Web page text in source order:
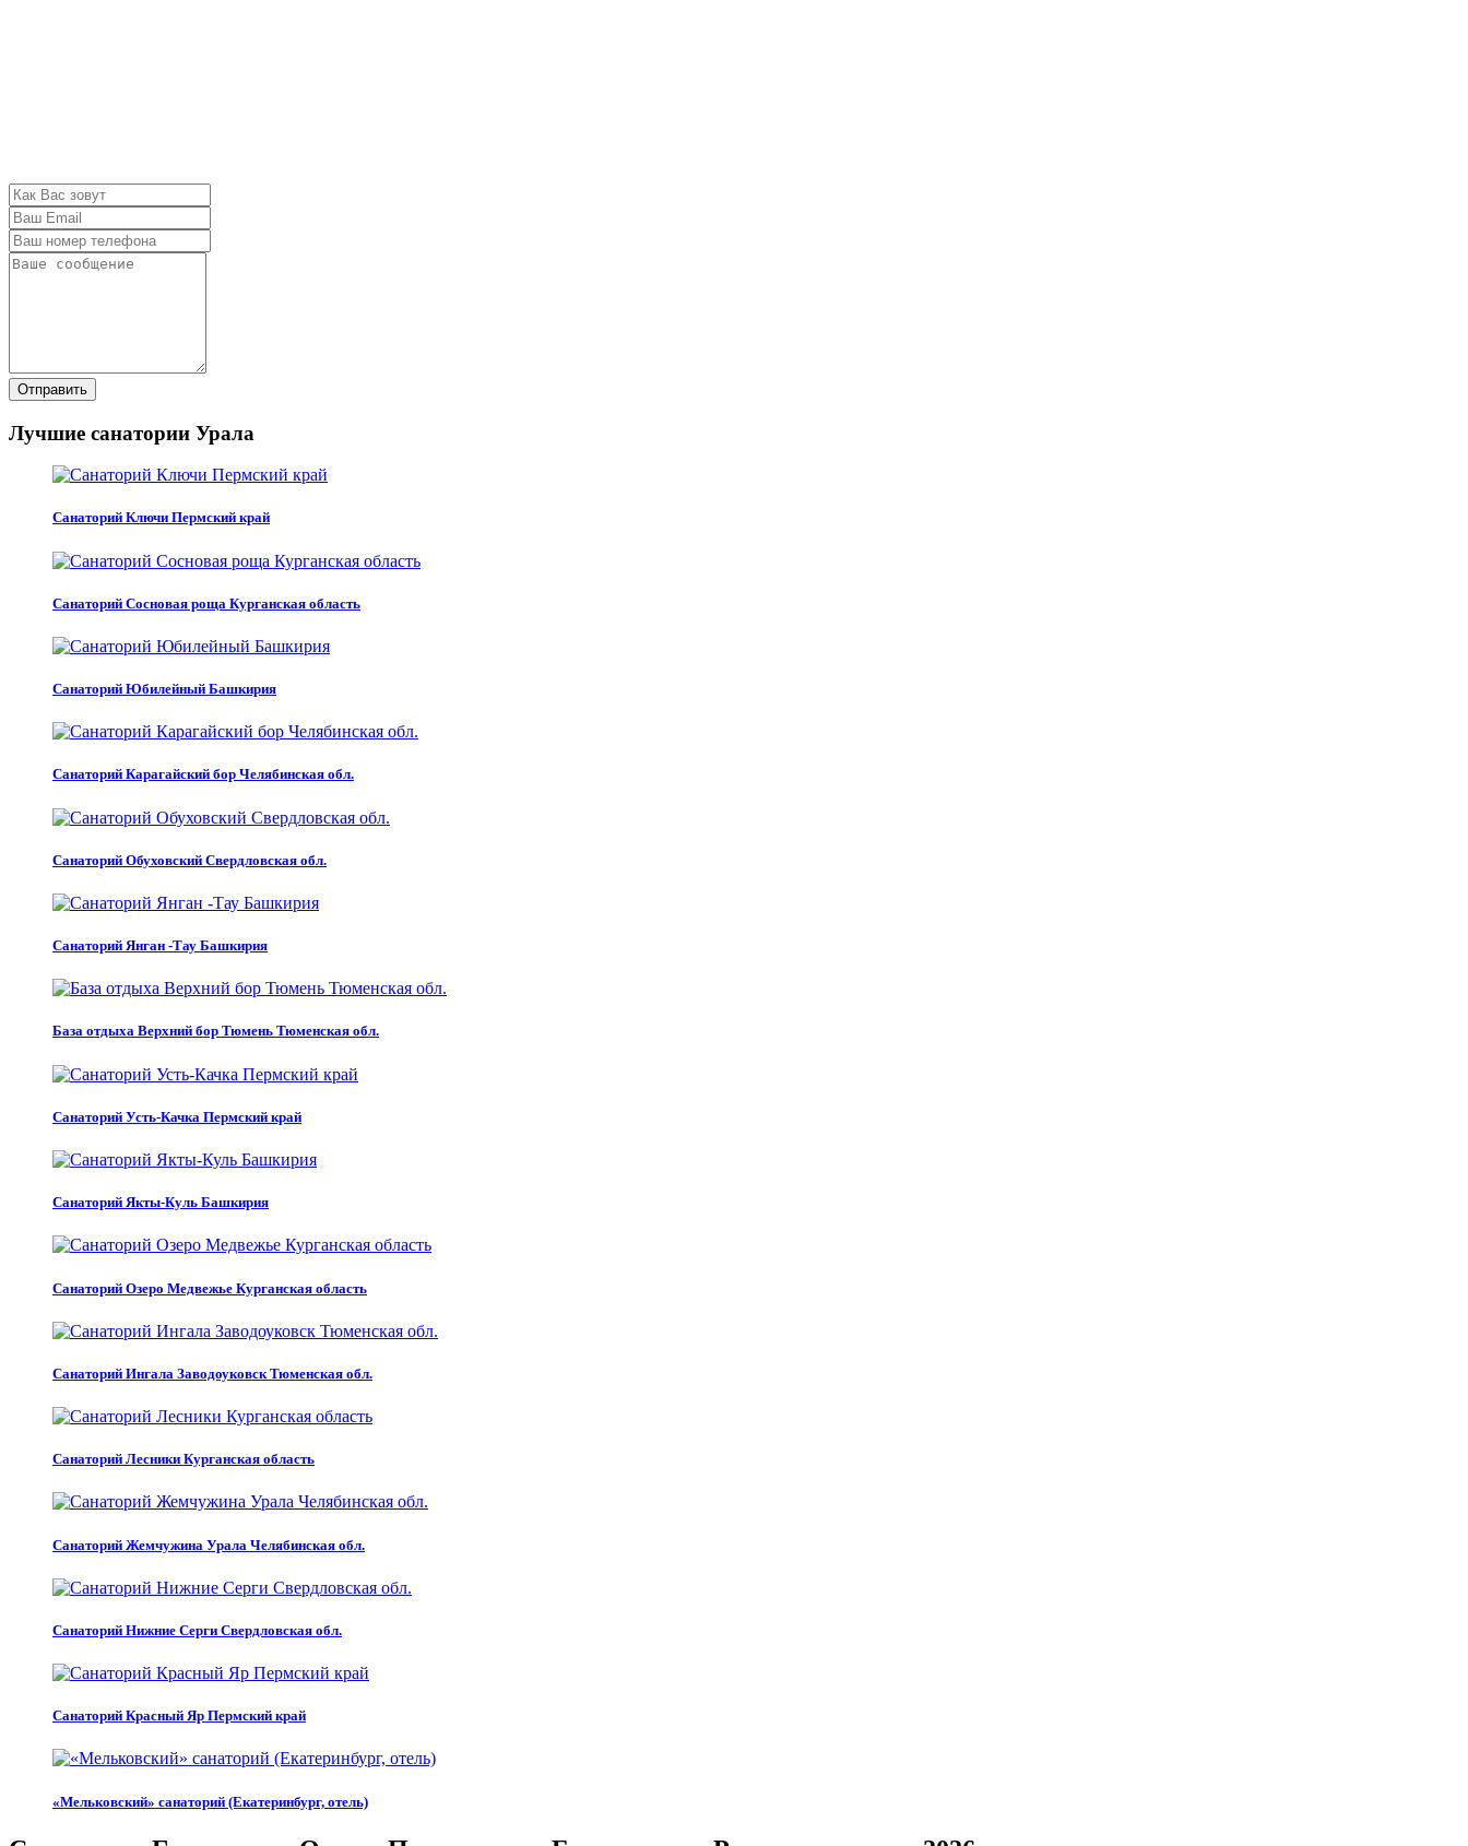
Отправить
Лучшие санатории Урала
Санаторий Ключи Пермский край
Санаторий Сосновая роща Курганская область
Санаторий Юбилейный Башкирия
Санаторий Карагайский бор Челябинская обл.
Санаторий Обуховский Свердловская обл.
Санаторий Янган -Тау Башкирия
База отдыха Верхний бор Тюмень Тюменская обл.
Санаторий Усть-Качка Пермский край
Санаторий Якты-Куль Башкирия
Санаторий Озеро Медвежье Курганская область
Санаторий Ингала Заводоуковск Тюменская обл.
Санаторий Лесники Курганская область
Санаторий Жемчужина Урала Челябинская обл.
Санаторий Нижние Серги Свердловская обл.
Санаторий Красный Яр Пермский край
«Мельковский» санаторий (Екатеринбург, отель)